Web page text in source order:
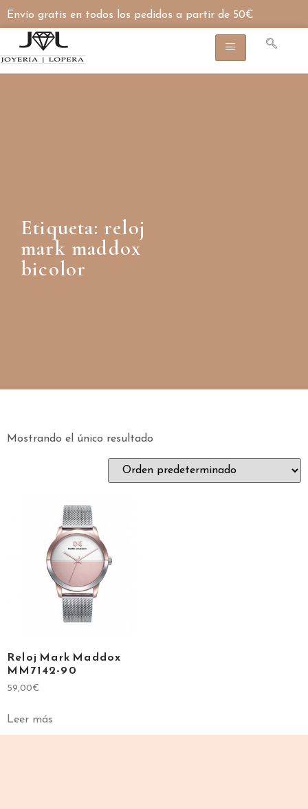
Envío gratis en todos los pedidos a partir de 50€
Etiqueta: reloj
mark maddox
bicolor
Mostrando el único resultado
Reloj Mark Maddox
MM7142-90
59,00€
Leer más